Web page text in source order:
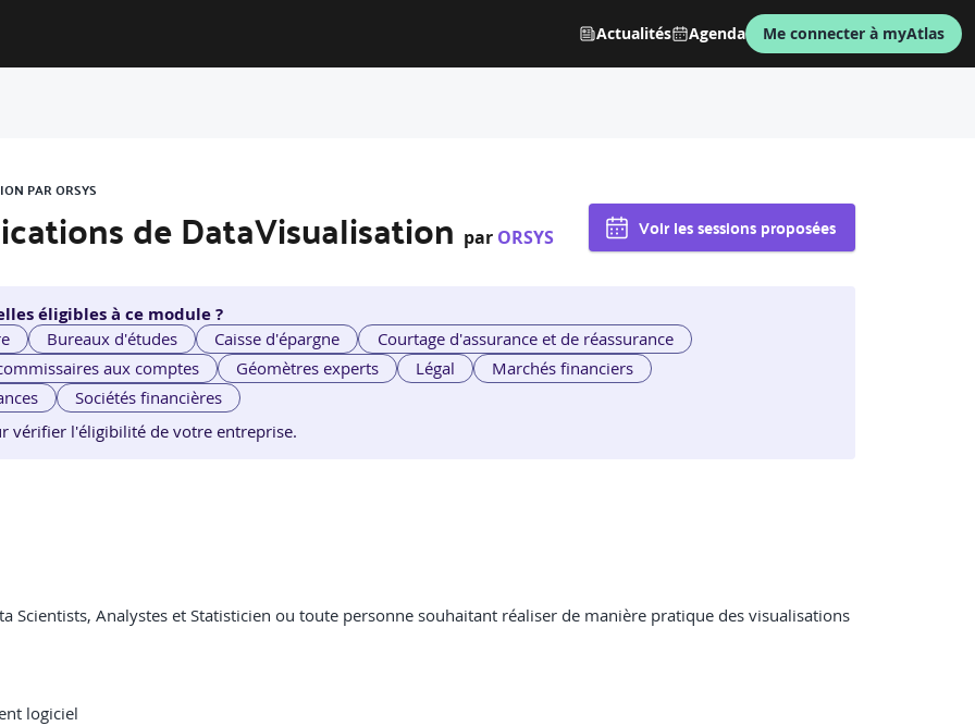
Actualités Agenda Me connecter à myAtlas
PAR ORSYS
de DataVisualisation par ORSYS Voir les sessions proposées
éligibles à ce module ?
Bureaux d'études Caisse d'épargne
Courtage d'assurance et de réassurance
aux comptes Géomètres experts Légal
Marchés financiers
Sociétés financières
vérifier l'éligibilité de votre entreprise.
Scientists, Analystes et Statisticien ou toute personne souhaitant réaliser de manière pratique des visualisations
logiciel